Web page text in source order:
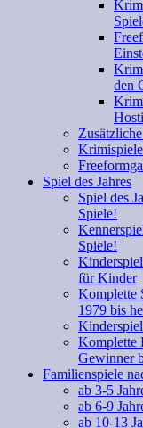
den
Spiel des Jahres
Spiel des
Spiele!
Spiele!
für Kinder
Komplette
1979 bis
Komplette
Gewinner
Familienspiele
ab 3-5
ab 6-9
ab 10-13